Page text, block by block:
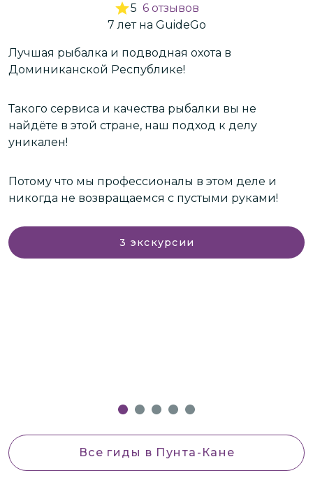
5 6 отзывов
7 летна GuideGo
Лучшая рыбалка и подводная охота в
Доминиканской Республике!
Такого сервиса и качества рыбалки вы не
найдёте в этой стране, наш подход к делу
уникален!
Потому что мы профессионалы в этом деле и
никогда не возвращаемся с пустыми руками!
3 экскурсии
Все гиды в Пунта-Кане